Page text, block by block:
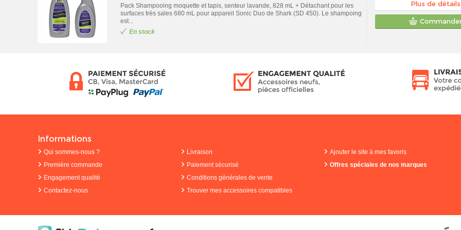
Pack Shampooing moquette et tapis, senteur lavande, 828 mL + Détachant pour les
surfaces très sales 680 mL pour appareil Sonic Duo de Shark (SD 450). Le shampoing
est...
En stock
Plus de détails
Informations
Qui sommes-nous ? Livraison
Ajouter le site à mes favoris
Première commande
Paiement sécurisé
Offres spéciales de nos marques
Engagement qualité
Conditions générales de vente
Contactez-nous
Trouver mes accessoires compatibles